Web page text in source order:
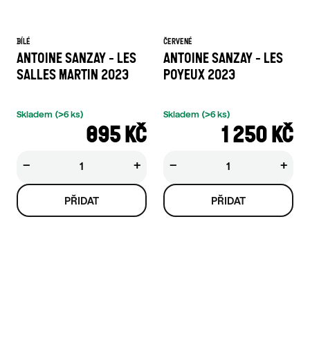
BÍLÉ
ANTOINE SANZAY - LES
SALLES MARTIN 2023
895 KČ
Skladem (>6 ks)
+
−
ČERVENÉ
ANTOINE SANZAY - LES
POYEUX 2023
1 250 KČ
Skladem (>6 ks)
+
−